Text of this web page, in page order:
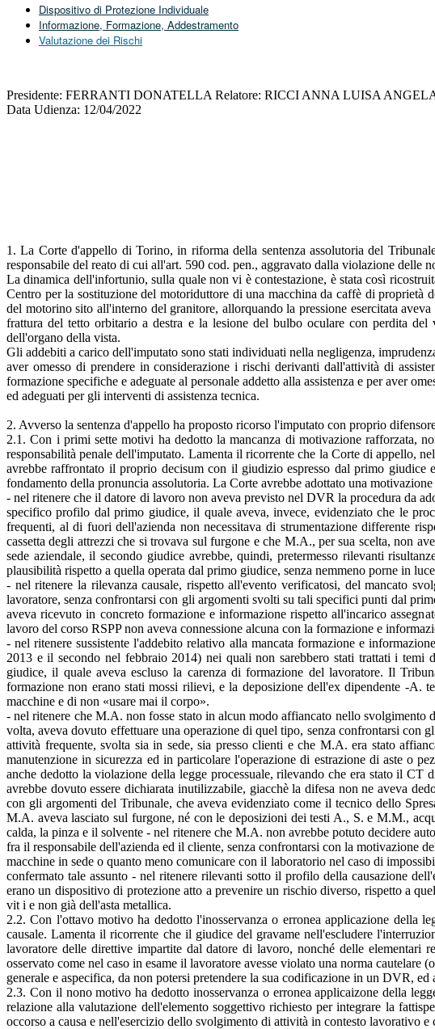
Dispositivo di Protezione Individuale
Informazione, Formazione, Addestramento
Valutazione dei Rischi
Presidente: FERRANTI DONATELLA Relatore: RICCI ANNA LUISA
Data Udienza: 12/04/2022
1. La Corte d'appello di Torino, in riforma della sentenza assolutoria del
responsabile del reato di cui all'art. 590 cod. pen., aggravato dalla violazione
La dinamica dell'infortunio, sulla quale non vi è contestazione, è stata così
Centro per la sostituzione del motoriduttore di una macchina da caffè di proprietà
del motorino sito all'interno del granitore, allorquando la pressione esercitata
frattura del tetto orbitario a destra e la lesione del bulbo oculare con perdita
dell'organo della vista.
Gli addebiti a carico dell'imputato sono stati individuati nella negligenza,
aver omesso di prendere in considerazione i rischi derivanti dall'attività di
formazione specifiche e adeguate al personale addetto alla assistenza e per aver
ed adeguati per gli interventi di assistenza tecnica.
2. Avverso la sentenza d'appello ha proposto ricorso l'imputato con proprio
2.1. Con i primi sette motivi ha dedotto la mancanza di motivazione rafforzata,
responsabilità penale dell'imputato. Lamenta il ricorrente che la Corte di appello,
avrebbe raffrontato il proprio decisum con il giudizio espresso dal primo giudice
fondamento della pronuncia assolutoria. La Corte avrebbe adottato una motivazione
- nel ritenere che il datore di lavoro non aveva previsto nel DVR la procedura da
specifico profilo dal primo giudice, il quale aveva, invece, evidenziato che le
frequenti, al di fuori dell'azienda non necessitava di strumentazione differente
cassetta degli attrezzi che si trovava sul furgone e che M.A., per sua scelta, non
sede aziendale, il secondo giudice avrebbe, quindi, pretermesso rilevanti
plausibilità rispetto a quella operata dal primo giudice, senza nemmeno porne in
- nel ritenere la rilevanza causale, rispetto all'evento verificatosi, del mancato
lavoratore, senza confrontarsi con gli argomenti svolti su tali specifici punti dal
aveva ricevuto in concreto formazione e informazione rispetto all'incarico
lavoro del corso RSPP non aveva connessione alcuna con la formazione e
- nel ritenere sussistente l'addebito relativo alla mancata formazione e
2013 e il secondo nel febbraio 2014) nei quali non sarebbero stati trattati i
giudice, il quale aveva escluso la carenza di formazione del lavoratore. Il
formazione non erano stati mossi rilievi, e la deposizione dell'ex dipendente -A.
macchine e di non «usare mai il corpo».
- nel ritenere che M.A. non fosse stato in alcun modo affiancato nello svolgimento
volta, aveva dovuto effettuare una operazione di quel tipo, senza confrontarsi con
attività frequente, svolta sia in sede, sia presso clienti e che M.A. era stato
manutenzione in sicurezza ed in particolare l'operazione di estrazione di aste o
anche dedotto la violazione della legge processuale, rilevando che era stato il
avrebbe dovuto essere dichiarata inutilizzabile, giacchè la difesa non ne aveva
con gli argomenti del Tribunale, che aveva evidenziato come il tecnico dello
M.A. aveva lasciato sul furgone, né con le deposizioni dei testi A., S. e M.M.,
calda, la pinza e il solvente - nel ritenere che M.A. non avrebbe potuto decidere
fra il responsabile dell'azienda ed il cliente, senza confrontarsi con la motivazione
macchine in sede o quanto meno comunicare con il laboratorio nel caso di
confermato tale assunto - nel ritenere rilevanti sotto il profilo della causazione
erano un dispositivo di protezione atto a prevenire un rischio diverso, rispetto a
vit i e non già dell'asta metallica.
2.2. Con l'ottavo motivo ha dedotto l'inosservanza o erronea applicazione della
causale. Lamenta il ricorrente che il giudice del gravame nell'escludere
lavoratore delle direttive impartite dal datore di lavoro, nonché delle elementari
osservato come nel caso in esame il lavoratore avesse violato una norma
generale e aspecifica, da non potersi pretendere la sua codificazione in un DVR,
2.3. Con il nono motivo ha dedotto inosservanza o erronea applicaizone della
relazione alla valutazione dell'elemento soggettivo richiesto per integrare la
occorso a causa e nell'esercizio dello svolgimento di attività in contesto lavorativo